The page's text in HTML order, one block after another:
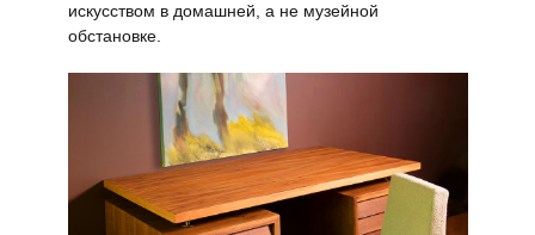
искусством в домашней, а не музейной
обстановке.